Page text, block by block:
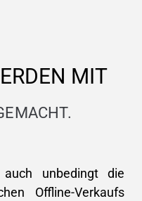
MIT
unbedingt die
Offline-Verkaufs